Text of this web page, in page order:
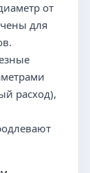
от
для
расход),